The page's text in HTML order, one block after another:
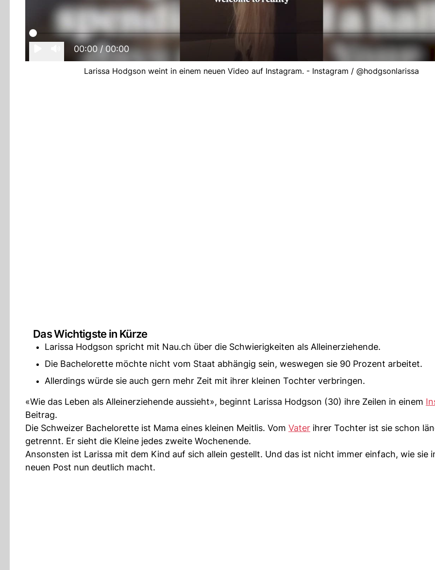
00:00/ 00:00
Larissa Hodgson weint in einem neuen Video auf Instagram. - Instagram / @hodgsonlarissa
Das Wichtigste in Kürze
Larissa Hodgson spricht mit Nau.ch über die Schwierigkeiten als Alleinerziehende.
Die Bachelorette möchte nicht vom Staat abhängig sein, weswegen sie 90 Prozent arbeitet.
Allerdings würde sie auch gern mehr Zeit mit ihrer kleinen Tochter verbringen.
«Wie das Leben als Alleinerziehende aussieht», beginnt Larissa Hodgson (30) ihre Zeilen in einem
Beitrag.
Die Schweizer Bachelorette ist Mama eines kleinen Meitlis. Vom Vater ihrer Tochter ist sie schon
getrennt. Er sieht die Kleine jedes zweite Wochenende.
Ansonsten ist Larissa mit dem Kind auf sich allein gestellt. Und das ist nicht immer einfach, wie sie
neuen Post nun deutlich macht.